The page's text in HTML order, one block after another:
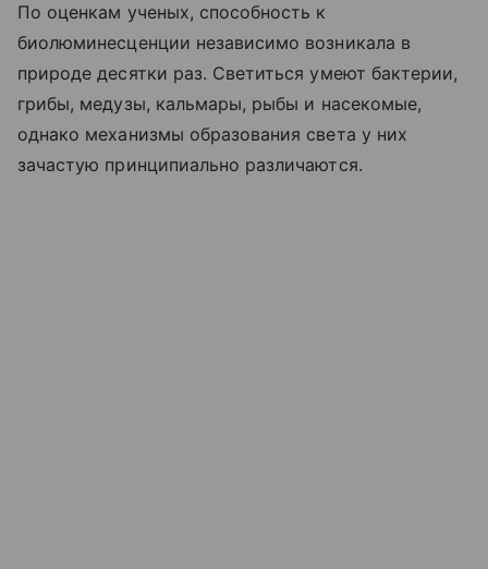
По оценкам ученых, способность к
биолюминесценции независимо возникала в
природе десятки раз. Светиться умеют бактерии,
грибы, медузы, кальмары, рыбы и насекомые,
однако механизмы образования света у них
зачастую принципиально различаются.